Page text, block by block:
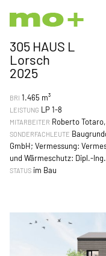
305 HAUS L
Lorsch
2025
BRI 1.465 m³
LEISTUNG LP 1-8
MITARBEITER Roberto
SONDERFACHLEUTE
GmbH; Vermessung:
und Wärmeschutz: Dipl.-
STATUS im Bau